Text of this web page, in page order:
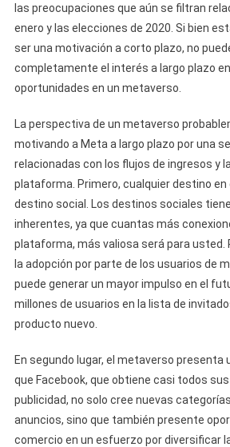
las preocupaciones que aún se filtran
enero y las elecciones de 2020. Si bien
ser una motivación a corto plazo, no
completamente el interés a largo plazo
oportunidades en un metaverso.
La perspectiva de un metaverso
motivando a Meta a largo plazo por una
relacionadas con los flujos de ingresos y
plataforma. Primero, cualquier destino
destino social. Los destinos sociales
inherentes, ya que cuantas más
plataforma, más valiosa será para usted.
la adopción por parte de los usuarios de
puede generar un mayor impulso en el
millones de usuarios en la lista de
producto nuevo.
En segundo lugar, el metaverso presenta
que Facebook, que obtiene casi todos
publicidad, no solo cree nuevas
anuncios, sino que también presente
comercio en un esfuerzo por diversificar